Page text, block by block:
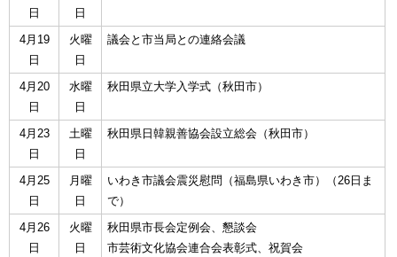
日
日
4月19
日
火曜
日
議会と市当局との連絡会議
4月20
日
水曜
日
秋田県立大学入学式（秋田市）
4月23
日
土曜
日
秋田県日韓親善協会設立総会（秋田市）
4月25
日
月曜
日
いわき市議会震災慰問（福島県いわき市）（26日ま
で）
4月26
日
火曜
日
秋田県市長会定例会、懇談会
市芸術文化協会連合会表彰式、祝賀会